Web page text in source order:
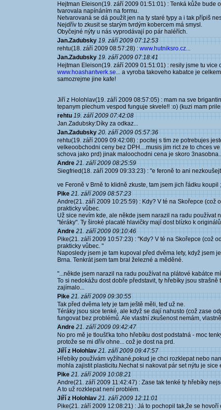
Hejtman Eleison(19. září 2009 01:51:01) : Tenká kůže bude
tvarovala napínáním na formu.
Netvarovaná se dá použít jen na ty staré typy a i tak přípiš
Nejdřív to zkusit se starým tvrdým kobercem má smysl.
Obyčejné nýty u nás vyprodávají po pár haléřích.
Jan.Zadubsky 19. září 2009 07:12:53
rehtu(18. září 2009 08:57:28) : www.hutniksro.cz...
Jan.Zadubsky 19. září 2009 07:18:41
Hejtman Eleison(19. září 2009 01:51:01) : resily jsme tu
www.hoashantverk.se... a vyroba takoveho kabatce je
samozrejme jine kafe!
Jiří z Holohlav(19. září 2009 08:57:05) : mam na sve
tepanym plechum vespod funguje skvele!! :o) (kuzi mam
rehtu 19. září 2009 07:42:08
Jan.Zadubsky:Díky za odkaz...
Jan.Zadubsky 20. září 2009 05:57:36
rehtu(19. září 2009 09:42:08) : pocitej s tim ze potrebujes
velkeoobchodni ceny bez DPH....musis jim rict ze to chces
schova jako prd) jinak maloochodni cena je skoro
Andre 21. září 2009 08:25:59
Siegfried(18. září 2009 09:33:23) : "e feroně to ani
ve Feroně v Brně to klidně zkuste, tam jsem jich řádku koupil
Pike 21. září 2009 08:57:23
Andre(21. září 2009 10:25:59) : Kdy? V té na Skořepce (což
prakticky vůbec.
Už sice nevím kde, ale někde jsem narazil na radu používat
"téráky". Ty široké placaté hlavičky mají dost blízko k
Andre 21. září 2009 09:10:46
Pike(21. září 2009 10:57:23) : "Kdy? V té na Skořepce (což
prakticky vůbec. "
Naposledy jsem je tam kupoval před dvěma lety, když jsem
Brna. Tenkrát jsem tam bral železné a měděné.
"...někde jsem narazil na radu používat na plátové kabátce
To si nedokážu dost dobře představit, ty hřebíky jsou
zajímalo...
Pike 21. září 2009 09:30:55
Tak před dvěma lety je tam ještě měli, teď už ne.
Téráky jsou sice tenké, ale když se dají nahusto (což zase
fungovat bez problémů. Ale vlastní zkušenost nemám,
Andre 21. září 2009 09:42:47
No pro mě je tloušťka toho hřebíku dost podstatná - moc
protože se mi dřív ohne... což je dost na prd.
Jiří z Holohlav 21. září 2009 09:47:57
Hřebíky používám vyžíhané,pokud je chci rozklepat nebo
mohla zajistit plasticitu.Nechat si nakovat pár set nýtu je
Pike 21. září 2009 10:08:21
Andre(21. září 2009 11:42:47) : Zase tak tenké ty hřebíky
A to už rozklepat není problém.
Jiří z Holohlav 21. září 2009 12:11:01
Pike(21. září 2009 12:08:21) : Já to pochopil tak,že se hovoří